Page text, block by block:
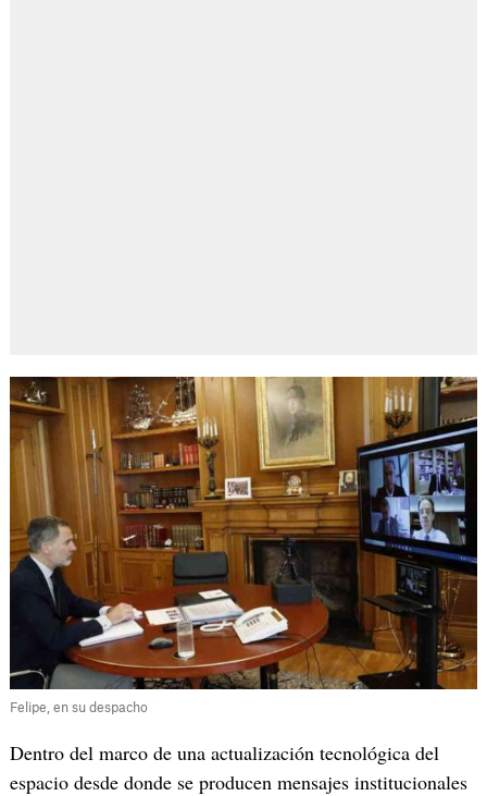
Felipe, en su despacho
Dentro del marco de una actualización tecnológica del
espacio desde donde se producen mensajes institucionales